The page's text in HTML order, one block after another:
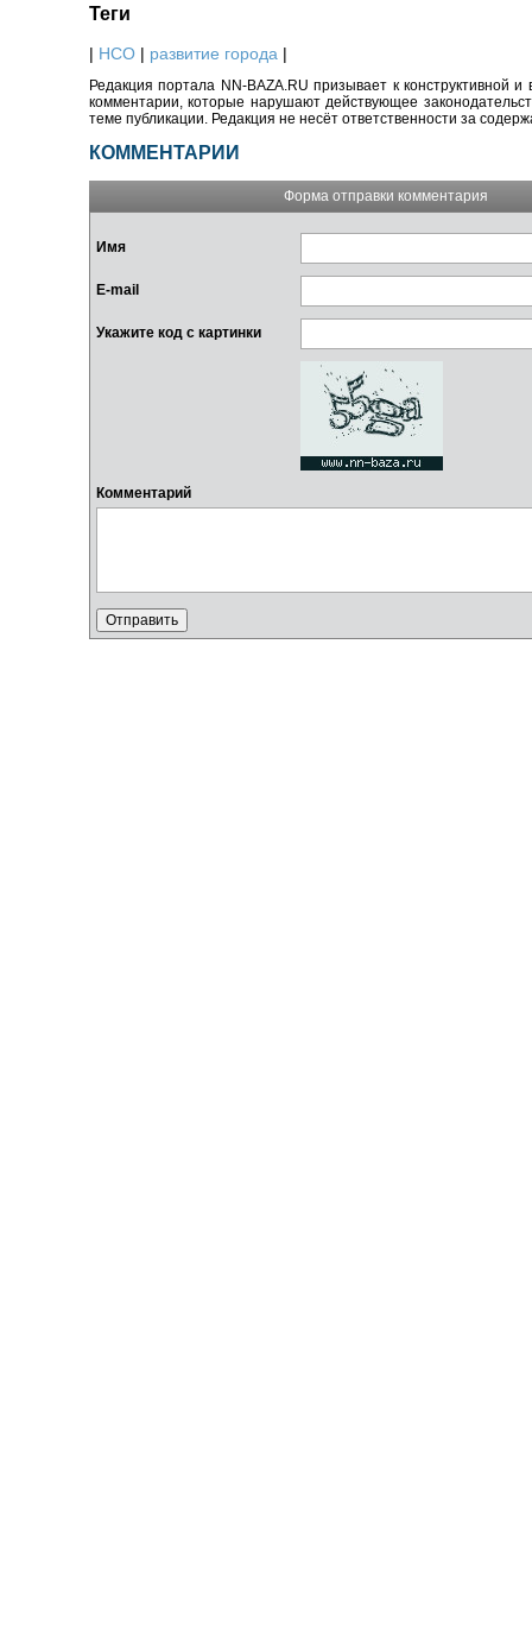
Теги
| НСО | развитие города |
Редакция портала NN-BAZA.RU призывает к конструктивной
комментарии, которые нарушают действующее
теме публикации. Редакция не несёт ответственности за
КОММЕНТАРИИ
Форма отправки комментария
Имя
E-mail
Укажите код с картинки
Комментарий